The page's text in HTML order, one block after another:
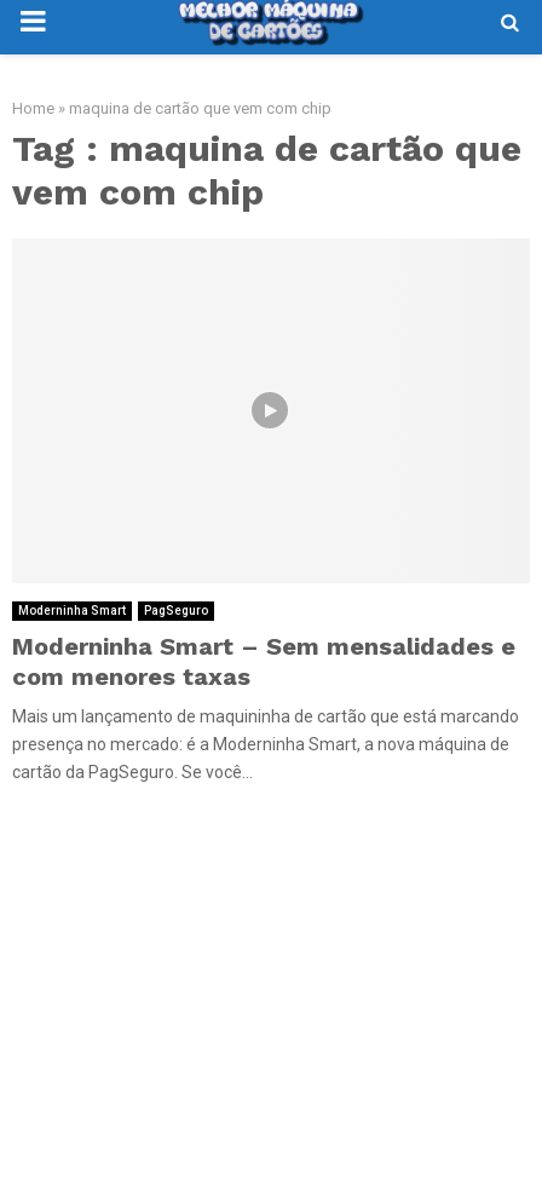
PRIMARY
Home » maquina de cartão que vem com chip
Tag : maquina de cartão que
vem com chip
Moderninha Smart PagSeguro
Moderninha Smart – Sem mensalidades e
com menores taxas
Mais um lançamento de maquininha de cartão que está marcando
presença no mercado: é a Moderninha Smart, a nova máquina de
cartão da PagSeguro. Se você...